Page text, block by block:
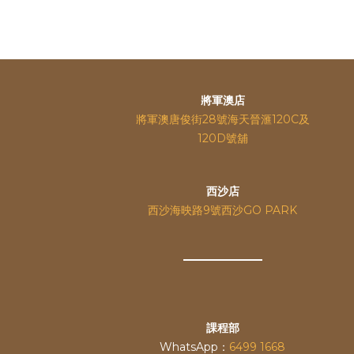
將軍澳店
將軍澳唐俊街28號海天晉滙120C及
120D號舖
西沙店
西沙海映路9號西沙GO PARK
課程部
WhatsApp： 6499 1668